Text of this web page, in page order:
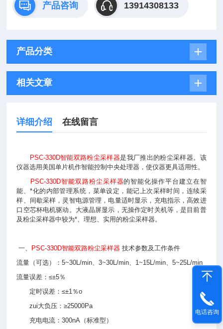
产品咨询 13914308133
产品分类
相关文章
详细介绍 在线留言
PSC-330D智能双路粉尘采样器是我厂推出的粉尘采样器。该
仪器选用美国单片机作智能控制中央处理器，使仪器更具适用性。
PSC-330D智能双路粉尘采样器的智能化操作平台建立在智
能、*化的内部管理系统，菜单设定，能记上次采样时间，连续采
样、间歇采样，灵智电源管理，电量适时显示，充电指示，高效进
口空芯杯电机驱动。大液晶屏显示，无操作定时关机等，是目前普
及粉尘采样器中较为*、理想、实用的粉尘采样器。
一、 PSC-330D智能双路粉尘采样器技术参数及工作条件
流量（可选）：5~30L/min、3~30L/min、1~15L/min、5~25L/min
流量误差：≤±5％
定时误差：≤±1％o
zui大负压：≥25000Pa
充电电流：300nA（标准型）
电话咨询